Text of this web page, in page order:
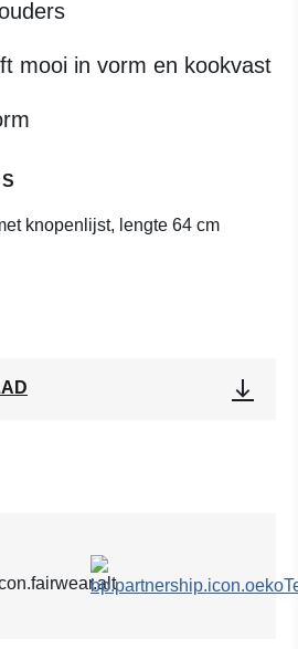
mooi in vorm en kookvast
knopenlijst, lengte 64 cm